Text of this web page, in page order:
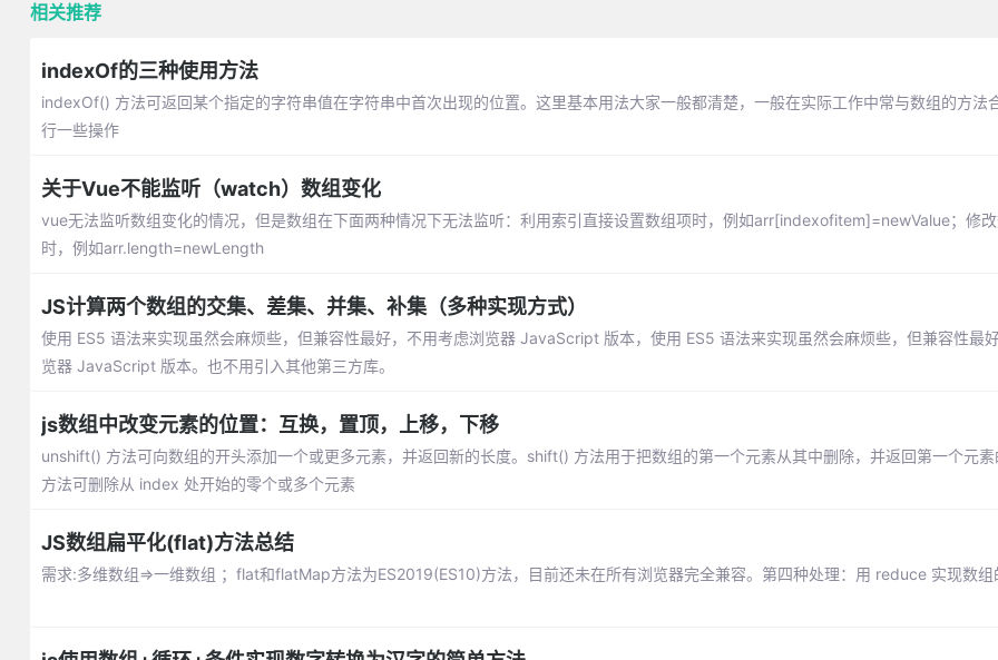
相关推荐
indexOf的三种使用方法
indexOf() 方法可返回某个指定的字符串值在字符串中首次出现的位置。这里基本用法大家一般都清楚，一般在实际工作中常与数组的方法
行一些操作
关于Vue不能监听（watch）数组变化
vue无法监听数组变化的情况，但是数组在下面两种情况下无法监听：利用索引直接设置数组项时，例如arr[indexofitem]=newValue；修
时，例如arr.length=newLength
JS计算两个数组的交集、差集、并集、补集（多种实现方式）
使用 ES5 语法来实现虽然会麻烦些，但兼容性最好，不用考虑浏览器 JavaScript 版本，使用 ES5 语法来实现虽然会麻烦些，但兼容性最
览器 JavaScript 版本。也不用引入其他第三方库。
js数组中改变元素的位置：互换，置顶，上移，下移
unshift() 方法可向数组的开头添加一个或更多元素，并返回新的长度。shift() 方法用于把数组的第一个元素从其中删除，并返回第一个元
方法可删除从 index 处开始的零个或多个元素
JS数组扁平化(flat)方法总结
需求:多维数组=>一维数组 ；flat和flatMap方法为ES2019(ES10)方法，目前还未在所有浏览器完全兼容。第四种处理：用 reduce 实现数